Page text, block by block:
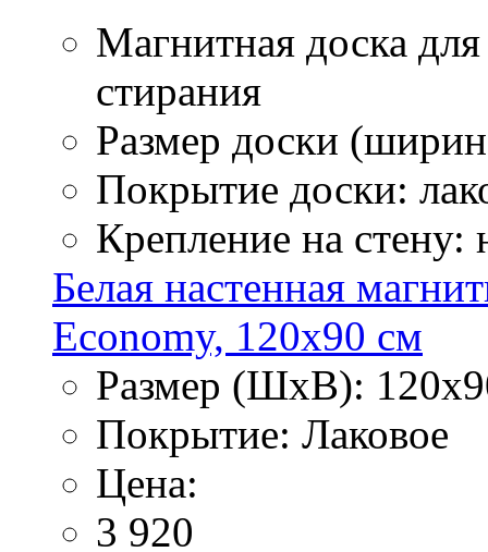
Магнитная доска
стирания
Размер доски
Покрытие доски:
Крепление на стену:
Белая настенная
Economy, 120х90 см
Размер (ШхВ):
Покрытие: Лаковое
Цена:
3 920